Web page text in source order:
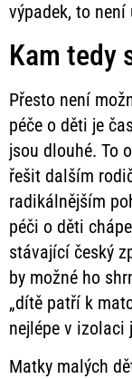
výpadek, to není
Kam tedy
Přesto není
péče o děti je
jsou dlouhé. To
řešit dalším
radikálnějším
péči o děti
stávající český
by možné ho
„dítě patří k
nejlépe v izolaci
Matky malých